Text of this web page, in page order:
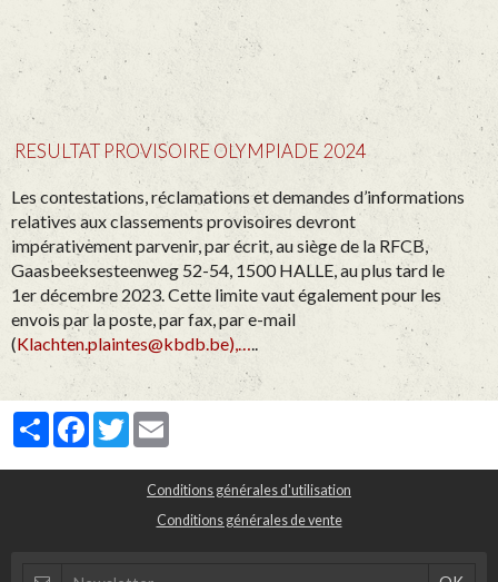
RESULTAT PROVISOIRE OLYMPIADE 2024
Les contestations, réclamations et demandes d’informations
relatives aux classements provisoires devront
impérativement parvenir, par écrit, au siège de la RFCB,
Gaasbeeksesteenweg 52-54, 1500 HALLE, au plus tard le
1er décembre 2023. Cette limite vaut également pour les
envois par la poste, par fax, par e-mail
(Klachten.plaintes@kbdb.be),…..
PartagerFacebook
Twitter
Conditions générales d'utilisation
Conditions générales de vente